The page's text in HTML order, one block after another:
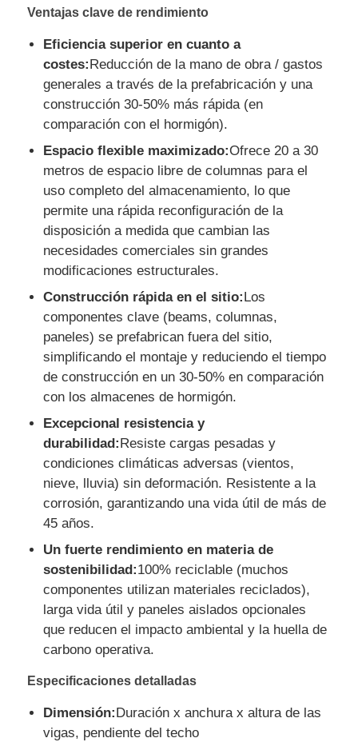
Material de construcción de acero
avícola
Cobertizo para caballos
Garaje de acero
Ventajas clave de rendimiento
Eficiencia superior en cuanto a
costes:Reducción de la mano de obra / gastos
generales a través de la prefabricación y una
construcción 30-50% más rápida (en
comparación con el hormigón).
Espacio flexible maximizado:Ofrece 20 a 30
metros de espacio libre de columnas para el
uso completo del almacenamiento, lo que
permite una rápida reconfiguración de la
disposición a medida que cambian las
necesidades comerciales sin grandes
modificaciones estructurales.
Construcción rápida en el sitio:Los
componentes clave (beams, columnas,
paneles) se prefabrican fuera del sitio,
simplificando el montaje y reduciendo el tiempo
de construcción en un 30-50% en comparación
con los almacenes de hormigón.
Excepcional resistencia y
durabilidad:Resiste cargas pesadas y
condiciones climáticas adversas (vientos,
nieve, lluvia) sin deformación. Resistente a la
corrosión, garantizando una vida útil de más de
45 años.
Un fuerte rendimiento en materia de
sostenibilidad:100% reciclable (muchos
componentes utilizan materiales reciclados),
larga vida útil y paneles aislados opcionales
que reducen el impacto ambiental y la huella de
carbono operativa.
Especificaciones detalladas
Dimensión:Duración x anchura x altura de las
vigas, pendiente del techo